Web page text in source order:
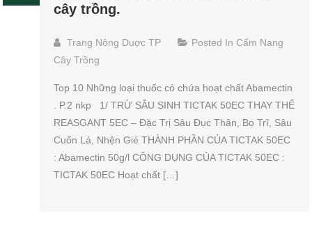
cây trồng.
Trang Nông Duợc TP Posted In Cẩm Nang
Cây Trồng
Top 10 Những loại thuốc có chứa hoạt chất Abamectin
. P.2 nkp 1/ TRỪ SÂU SINH TICTAK 50EC THAY THẾ
REASGANT 5EC – Đặc Trị Sâu Đục Thân, Bọ Trĩ, Sâu
Cuốn Lá, Nhện Gié THÀNH PHẦN CỦA TICTAK 50EC
: Abamectin 50g/l CÔNG DỤNG CỦA TICTAK 50EC :
TICTAK 50EC Hoạt chất […]